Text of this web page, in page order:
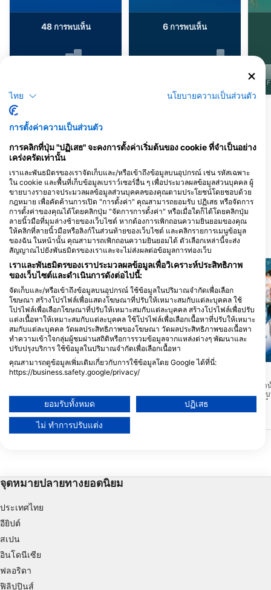
48การพบเห็น 6การพบเห็น
F
ศูนย์ดำน้ำที่ให้บริการ ณ จุดดำน้ำแห่งนี้
Macs Sports
2126 Drew St, 33765 Clearwater,
FL - สหรัฐอเมริกา
Woods & Water
124 Edwards Ave, 33510 Brandon,
FL - สหรัฐอเมริกา
สถานที่ดำน้ำ ในบริเวณใกล้เคียง
Tauchsportzentrum Niederrhein, 46562 Voerde
Alcyone, Cocos Island(★4.4)
Alcyone เป็นภูเขาใต้น้ำนอกเกาะโคโคส
กระแสน้ำ แรงถึงแรงมากเป็นไปได้เสมอ ดำ
น้ำบนเชือก มีความลึกสูงสุด 30 เมตร ต้องมี
ประสบการณ์การดำน้ำที่ยอดเยี่ยม! ที่นี่เป็น
Mares, Janez Kranjc
สำหรับมือใหม่หรือ นักด
ที่นี่คือสถานที่ที่สมบูรณ์แบ
ความรู้สึกในการดำน้ำ เ
สองของแนวปะการังมีลั
จุดที่คุณอยู่ ทัศนียภาพอัน
จุดหมายปลายทางยอดนิยม
ประเทศไทย
อียิปต์
สเปน
อินโดนีเซีย
ฟลอริดา
ฟิลิปปินส์
ไทย นโยบายความเป็นส่วนตัว
การตั้งค่าความเป็นส่วนตัว
การคลิกที่ปุ่ม "ปฏิเสธ" จะคงการตั้งค่าเริ่มต้นของ cookie ที่จำเป็นอย่าง
เคร่งครัดเท่านั้น
เราและพันธมิตรของเราจัดเก็บและ/หรือเข้าถึงข้อมูลบนอุปกรณ์ เช่น รหัสเฉพาะ
ใน cookie และพื้นที่เก็บข้อมูลเบราว์เซอร์อื่น ๆ เพื่อประมวลผลข้อมูลส่วนบุคคล ผู้
ขายบางรายอาจประมวลผลข้อมูลส่วนบุคคลของคุณตามประโยชน์โดยชอบด้วย
กฎหมาย เพื่อคัดค้านการเปิด "การตั้งค่า" คุณสามารถยอมรับ ปฏิเสธ หรือจัดการ
การตั้งค่าของคุณได้โดยคลิกปุ่ม "จัดการการตั้งค่า" หรือเมื่อใดก็ได้โดยคลิกปุ่ม
ลายนิ้วมือที่มุมล่างซ้ายของเว็บไซต์ หากต้องการเพิกถอนความยินยอมของคุณ
ให้คลิกที่ลายนิ้วมือหรือลิงก์ในส่วนท้ายของเว็บไซต์ และคลิกรายการเมนูข้อมูล
ของฉัน ในหน้านั้น คุณสามารถเพิกถอนความยินยอมได้ ตัวเลือกเหล่านี้จะส่ง
สัญญาณไปยังพันธมิตรของเราและจะไม่ส่งผลต่อข้อมูลการท่องเว็บ
เราและพันธมิตรของเราประมวลผลข้อมูลเพื่อวิเคราะห์ประสิทธิภาพ
ของเว็บไซต์และดำเนินการดังต่อไปนี้:
จัดเก็บและ/หรือเข้าถึงข้อมูลบนอุปกรณ์ ใช้ข้อมูลในปริมาณจำกัดเพื่อเลือก
โฆษณา สร้างโปรไฟล์เพื่อแสดงโฆษณาที่ปรับให้เหมาะสมกับแต่ละบุคคล ใช้
โปรไฟล์เพื่อเลือกโฆษณาที่ปรับให้เหมาะสมกับแต่ละบุคคล สร้างโปรไฟล์เพื่อปรับ
แต่งเนื้อหาให้เหมาะสมกับแต่ละบุคคล ใช้โปรไฟล์เพื่อเลือกเนื้อหาที่ปรับให้เหมาะ
สมกับแต่ละบุคคล วัดผลประสิทธิภาพของโฆษณา วัดผลประสิทธิภาพของเนื้อหา
ทำความเข้าใจกลุ่มผู้ชมผ่านสถิติหรือการรวมข้อมูลจากแหล่งต่างๆ พัฒนาและ
ปรับปรุงบริการ ใช้ข้อมูลในปริมาณจำกัดเพื่อเลือกเนื้อหา
คุณสามารถดูข้อมูลเพิ่มเติมเกี่ยวกับการใช้ข้อมูลโดย Google ได้ที่นี่:
https://business.safety.google/privacy/
ความยินยอมของคุณและนโยบาย cookie มีผลกับเว็บไซต์/แอปนี้เท่านั้น
ดูรายชื่อพันธมิตร (1 ผู้จำหน่าย IAB)
เราใช้ข้อมูลของคุณเพื่อวัตถุประสงค์ดังต่อไปนี้:
Use limited data to select advertising
Create profiles for personalised advertising
Create profiles to personalise content
ยอมรับทั้งหมด ปฏิเสธ
ไม่ ทำการปรับแต่ง